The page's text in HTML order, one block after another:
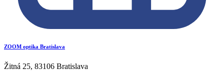
ZOOM optika Bratislava
Žitná 25, 83106 Bratislava